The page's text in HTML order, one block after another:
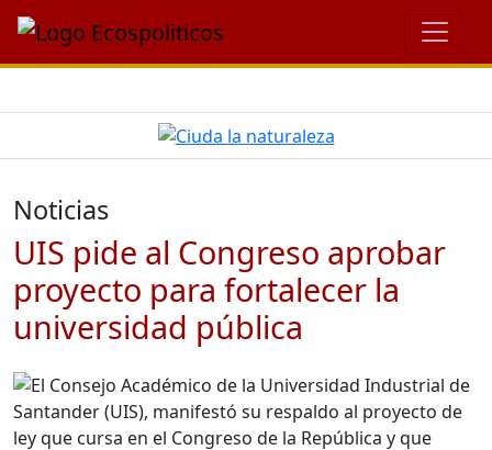
Noticias
UIS pide al Congreso aprobar
proyecto para fortalecer la
universidad pública